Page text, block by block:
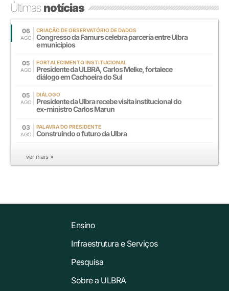
Últimasnotícias
06
AGO
CRIAÇÃO DE OBSERVATÓRIO DE DADOS
Congresso da Famurs celebra parceria entre Ulbra
e municípios
05
AGO
FORTALECIMENTO INSTITUCIONAL
Presidente da ULBRA, Carlos Melke, fortalece
diálogo em Cachoeira do Sul
05
AGO
DIÁLOGO
Presidente da Ulbra recebe visita institucional do
ex-ministro Carlos Marun
03
AGO
PALAVRA DO PRESIDENTE
Construindo o futuro da Ulbra
ver mais »
Ensino
Infraestrutura e Serviços
Pesquisa
Sobre a ULBRA